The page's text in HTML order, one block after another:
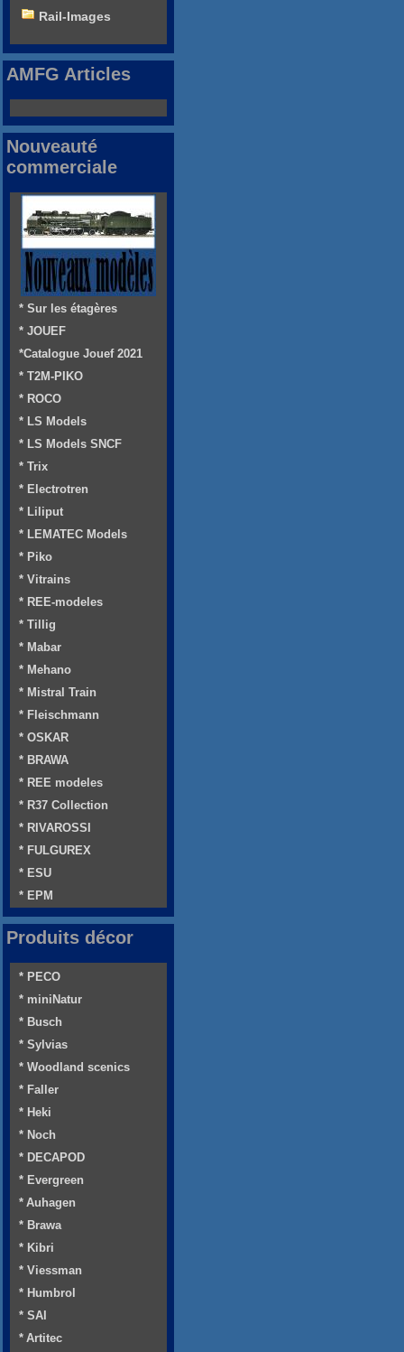
Rail-Images
AMFG Articles
Nouveauté
commerciale
* Sur les étagères
* JOUEF
*Catalogue Jouef 2021
* T2M-PIKO
* ROCO
* LS Models
* LS Models SNCF
* Trix
* Electrotren
* Liliput
* LEMATEC Models
* Piko
* Vitrains
* REE-modeles
* Tillig
* Mabar
* Mehano
* Mistral Train
* Fleischmann
* OSKAR
* BRAWA
* REE modeles
* R37 Collection
* RIVAROSSI
* FULGUREX
* ESU
* EPM
Produits décor
* PECO
* miniNatur
* Busch
* Sylvias
* Woodland scenics
* Faller
* Heki
* Noch
* DECAPOD
* Evergreen
* Auhagen
* Brawa
* Kibri
* Viessman
* Humbrol
* SAI
* Artitec